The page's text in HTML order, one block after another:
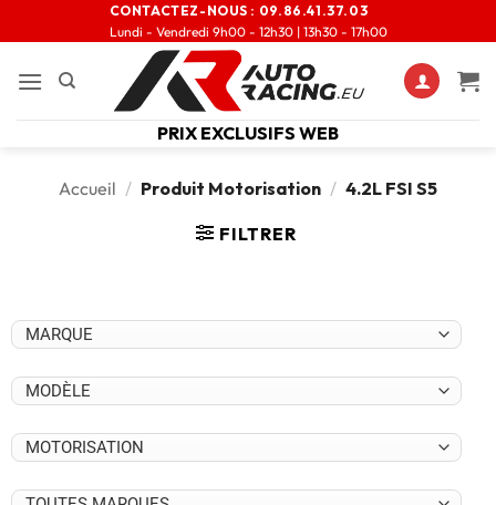
CONTACTEZ-NOUS : 09.86.41.37.03
Lundi - Vendredi 9h00 - 12h30 | 13h30 - 17h00
PRIX EXCLUSIFS WEB
Accueil / Produit Motorisation / 4.2L FSI S5
FILTRER